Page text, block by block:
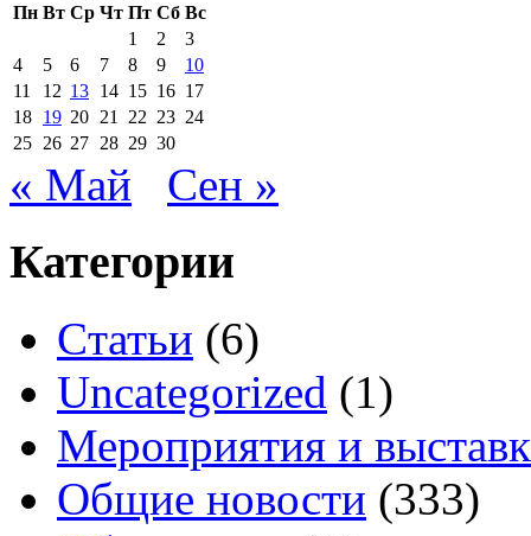
Пн Вт Ср Чт Пт Сб Вс
1
2
3
4
5 6 7 8 9
10
11
12 13 14 15 16 17
18 19 20 21 22 23 24
25 26 27 28 29 30
« Май Сен »
Категории
Cтатьи (6)
Uncategorized (1)
Мероприятия и
Общие новости (333)